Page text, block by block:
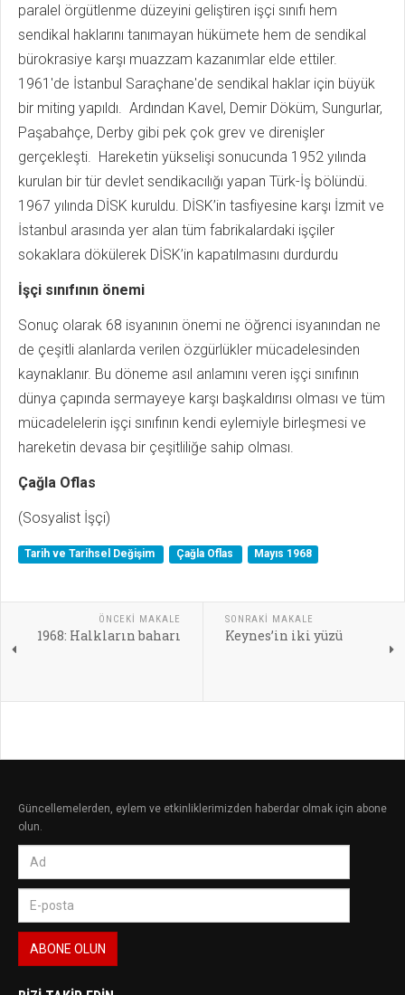
paralel örgütlenme düzeyini geliştiren işçi sınıfı hem
sendikal haklarını tanımayan hükümete hem de sendikal
bürokrasiye karşı muazzam kazanımlar elde ettiler.
1961'de İstanbul Saraçhane'de sendikal haklar için büyük
bir miting yapıldı. Ardından Kavel, Demir Döküm, Sungurlar,
Paşabahçe, Derby gibi pek çok grev ve direnişler
gerçekleşti. Hareketin yükselişi sonucunda 1952 yılında
kurulan bir tür devlet sendikacılığı yapan Türk-İş bölündü.
1967 yılında DİSK kuruldu. DİSK’in tasfiyesine karşı İzmit ve
İstanbul arasında yer alan tüm fabrikalardaki işçiler
sokaklara dökülerek DİSK’in kapatılmasını durdurdu
İşçi sınıfının önemi
Sonuç olarak 68 isyanının önemi ne öğrenci isyanından ne
de çeşitli alanlarda verilen özgürlükler mücadelesinden
kaynaklanır. Bu döneme asıl anlamını veren işçi sınıfının
dünya çapında sermayeye karşı başkaldırısı olması ve tüm
mücadelelerin işçi sınıfının kendi eylemiyle birleşmesi ve
hareketin devasa bir çeşitliliğe sahip olması.
Çağla Oflas
(Sosyalist İşçi)
Tarih ve Tarihsel Değişim Çağla Oflas Mayıs 1968
ÖNCEKI MAKALE
1968: Halkların baharı
SONRAKI MAKALE
Keynes’in iki yüzü
Güncellemelerden, eylem ve etkinliklerimizden haberdar olmak için abone
olun.